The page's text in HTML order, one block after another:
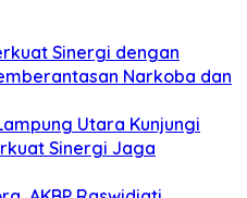
Sinergi dengan
Narkoba dan
Utara Kunjungi
Sinergi Jaga